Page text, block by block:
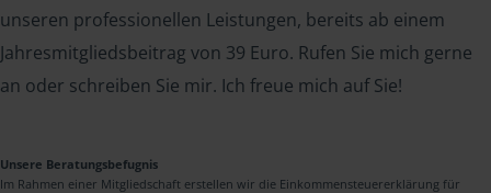
unseren professionellen Leistungen, bereits ab einem
Jahresmitgliedsbeitrag von 39 Euro. Rufen Sie mich gerne
an oder schreiben Sie mir. Ich freue mich auf Sie!
Unsere Beratungsbefugnis
Im Rahmen einer Mitgliedschaft erstellen wir die Einkommensteuererklärung für